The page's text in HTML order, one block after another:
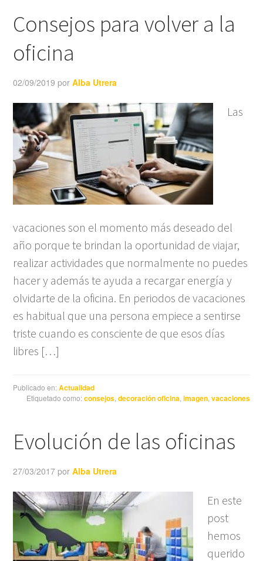
Consejos para volver a la
oficina
02/09/2019 porAlba Utrera
Las
vacaciones son el momento más deseado del
año porque te brindan la oportunidad de viajar,
realizar actividades que normalmente no puedes
hacer y además te ayuda a recargar energía y
olvidarte de la oficina. En periodos de vacaciones
es habitual que una persona empiece a sentirse
triste cuando es consciente de que esos días
libres […]
Publicado en:Actualidad
Etiquetado como:consejos, decoración oficina imagen, vacaciones
Evolución de las oficinas
27/03/2017 porAlba Utrera
En este
post
hemos
querido